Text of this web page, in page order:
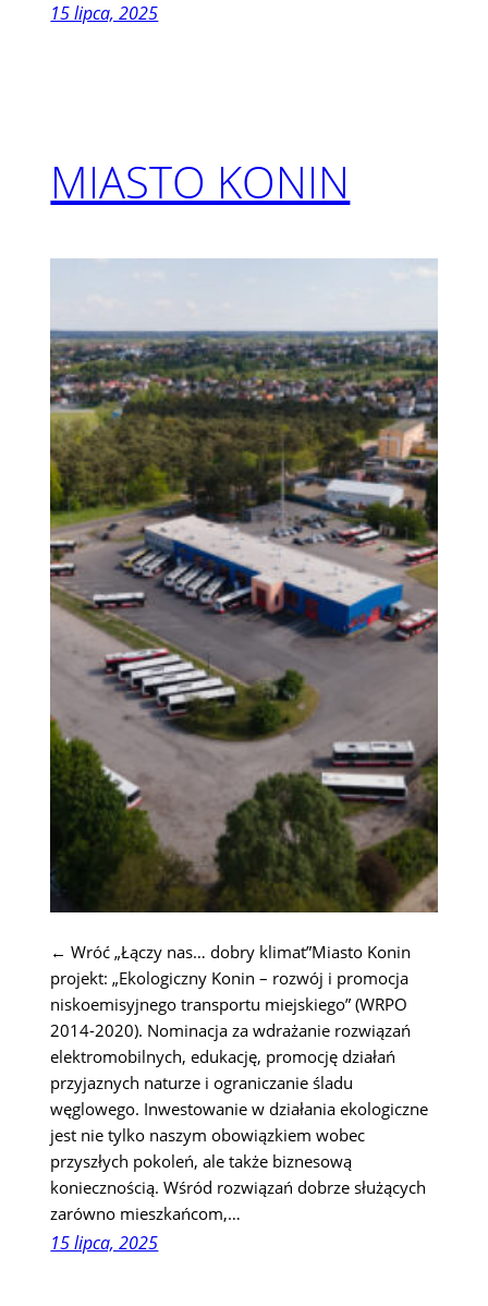
15 lipca, 2025
MIASTO KONIN
← Wróć „Łączy nas… dobry klimat”Miasto Konin
projekt: „Ekologiczny Konin – rozwój i promocja
niskoemisyjnego transportu miejskiego” (WRPO
2014-2020). Nominacja za wdrażanie rozwiązań
elektromobilnych, edukację, promocję działań
przyjaznych naturze i ograniczanie śladu
węglowego. Inwestowanie w działania ekologiczne
jest nie tylko naszym obowiązkiem wobec
przyszłych pokoleń, ale także biznesową
koniecznością. Wśród rozwiązań dobrze służących
zarówno mieszkańcom,…
15 lipca, 2025